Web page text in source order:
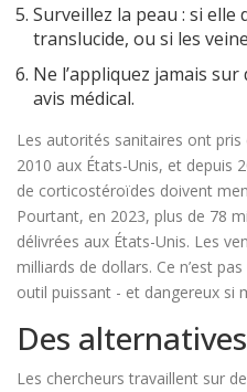
Surveillez la peau : si elle
translucide, ou si les
Ne l’appliquez jamais
avis médical.
Les autorités sanitaires ont
2010 aux États-Unis, et depuis
de corticostéroïdes doivent
Pourtant, en 2023, plus de 78
délivrées aux États-Unis. Les
milliards de dollars. Ce n’est
outil puissant - et dangereux si
Des
Les chercheurs travaillent sur